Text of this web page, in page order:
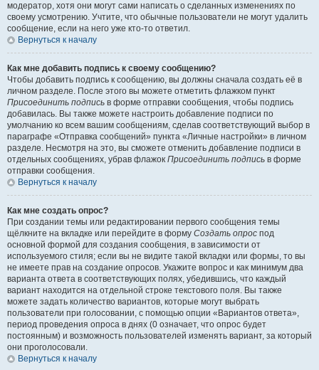
модератор, хотя они могут сами написать о сделанных изменениях по
своему усмотрению. Учтите, что обычные пользователи не могут удалить
сообщение, если на него уже кто-то ответил.
Вернуться к началу
Как мне добавить подпись к своему сообщению?
Чтобы добавить подпись к сообщению, вы должны сначала создать её в
личном разделе. После этого вы можете отметить флажком пункт
Присоединить подпись в форме отправки сообщения, чтобы подпись
добавилась. Вы также можете настроить добавление подписи по
умолчанию ко всем вашим сообщениям, сделав соответствующий выбор в
параграфе «Отправка сообщений» пункта «Личные настройки» в личном
разделе. Несмотря на это, вы сможете отменить добавление подписи в
отдельных сообщениях, убрав флажок Присоединить подпись в форме
отправки сообщения.
Вернуться к началу
Как мне создать опрос?
При создании темы или редактировании первого сообщения темы
щёлкните на вкладке или перейдите в форму Создать опрос под
основной формой для создания сообщения, в зависимости от
используемого стиля; если вы не видите такой вкладки или формы, то вы
не имеете прав на создание опросов. Укажите вопрос и как минимум два
варианта ответа в соответствующих полях, убедившись, что каждый
вариант находится на отдельной строке текстового поля. Вы также
можете задать количество вариантов, которые могут выбрать
пользователи при голосовании, с помощью опции «Вариантов ответа»,
период проведения опроса в днях (0 означает, что опрос будет
постоянным) и возможность пользователей изменять вариант, за который
они проголосовали.
Вернуться к началу